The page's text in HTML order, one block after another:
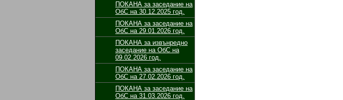
ПОКАНА за заседание на
ОбС на 30.12.2025 год.
ПОКАНА за заседание на
ОбС на 29.01.2026 год.
ПОКАНА за извънредно
заседание на ОбС на
09.02.2026 год.
ПОКАНА за заседание на
ОбС на 27.02.2026 год.
ПОКАНА за заседание на
ОбС на 31.03.2026 год.